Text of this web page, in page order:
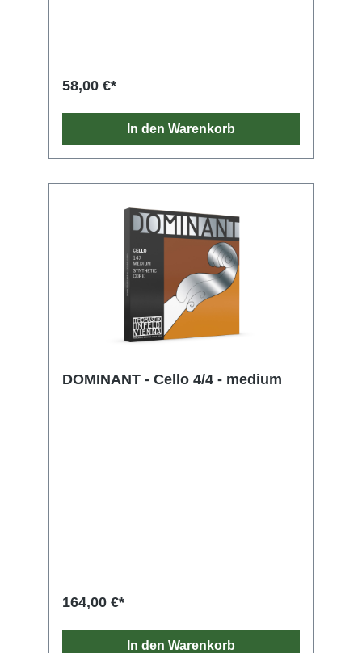
58,00 €*
In den Warenkorb
DOMINANT - Cello 4/4 - medium
164,00 €*
In den Warenkorb